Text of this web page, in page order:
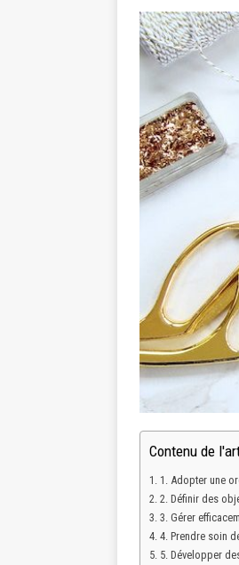
Contenu de
1. Adopter une
2. Définir des
3. Gérer
4. Prendre soin
5. Développer